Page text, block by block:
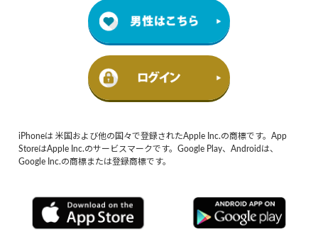
iPhoneは 米国および他の国々で登録されたApple Inc.の商標です。App
StoreはApple Inc.のサービスマークです。Google Play、Androidは、
Google Inc.の商標または登録商標です。